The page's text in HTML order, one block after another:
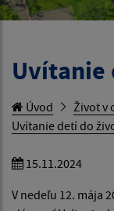
Uvítanie
Úvod Život v
Uvítanie detí do
15.11.2024
V nedeľu 12. mája